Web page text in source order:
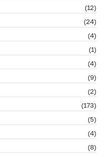
(12)
(24)
(4)
(1)
(4)
(9)
(2)
(173)
(5)
(4)
(8)